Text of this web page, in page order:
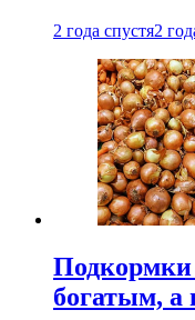
2 года спустя2
Подкормки
богатым,